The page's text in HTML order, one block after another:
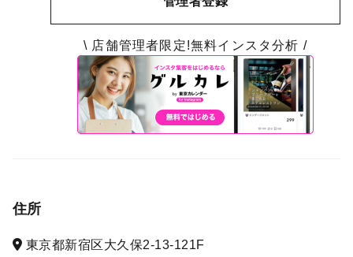
\ 店舗管理者限定!無料インスタ分析 /
住所
東京都新宿区大久保2-13-121F